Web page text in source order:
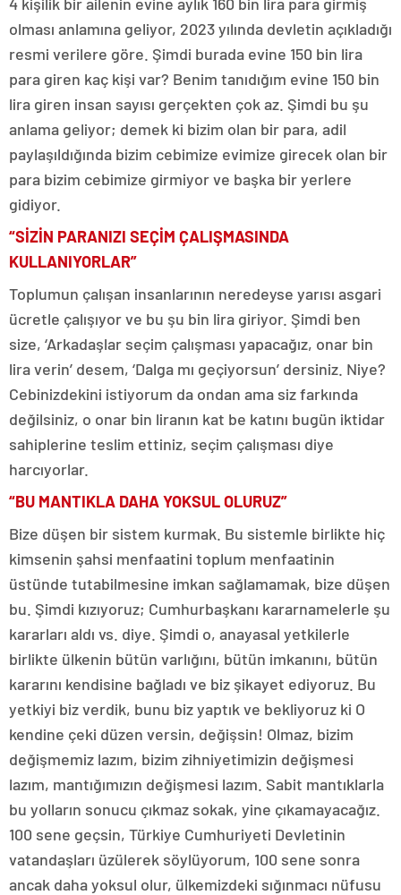
olması anlamına geliyor, 2023 yılında devletin açıkladığı
resmi verilere göre. Şimdi burada evine 150 bin lira
para giren kaç kişi var? Benim tanıdığım evine 150 bin
lira giren insan sayısı gerçekten çok az. Şimdi bu şu
anlama geliyor; demek ki bizim olan bir para, adil
paylaşıldığında bizim cebimize evimize girecek olan bir
para bizim cebimize girmiyor ve başka bir yerlere
gidiyor.
“SİZİN PARANIZI SEÇİM ÇALIŞMASINDA
KULLANIYORLAR”
Toplumun çalışan insanlarının neredeyse yarısı asgari
ücretle çalışıyor ve bu şu bin lira giriyor. Şimdi ben
size, ‘Arkadaşlar seçim çalışması yapacağız, onar bin
lira verin’ desem, ‘Dalga mı geçiyorsun’ dersiniz. Niye?
Cebinizdekini istiyorum da ondan ama siz farkında
değilsiniz, o onar bin liranın kat be katını bugün iktidar
sahiplerine teslim ettiniz, seçim çalışması diye
harcıyorlar.
“BU MANTIKLA DAHA YOKSUL OLURUZ”
Bize düşen bir sistem kurmak. Bu sistemle birlikte hiç
kimsenin şahsi menfaatini toplum menfaatinin
üstünde tutabilmesine imkan sağlamamak, bize düşen
bu. Şimdi kızıyoruz; Cumhurbaşkanı kararnamelerle şu
kararları aldı vs. diye. Şimdi o, anayasal yetkilerle
birlikte ülkenin bütün varlığını, bütün imkanını, bütün
kararını kendisine bağladı ve biz şikayet ediyoruz. Bu
yetkiyi biz verdik, bunu biz yaptık ve bekliyoruz ki O
kendine çeki düzen versin, değişsin! Olmaz, bizim
değişmemiz lazım, bizim zihniyetimizin değişmesi
lazım, mantığımızın değişmesi lazım. Sabit mantıklarla
bu yolların sonucu çıkmaz sokak, yine çıkamayacağız.
100 sene geçsin, Türkiye Cumhuriyeti Devletinin
vatandaşları üzülerek söylüyorum, 100 sene sonra
ancak daha yoksul olur, ülkemizdeki sığınmacı nüfusu